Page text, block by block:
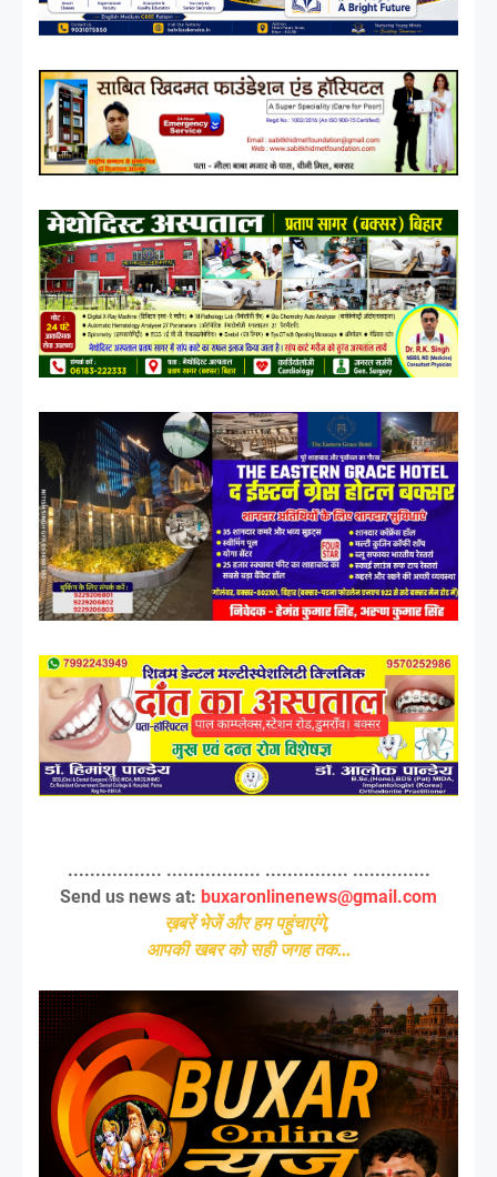
................. ................. ............... ..............
Send us news at: buxaronlinenews@gmail.com
ख़बरें भेजें और हम पहुंचाएंगे,
आपकी खबर को सही जगह तक...